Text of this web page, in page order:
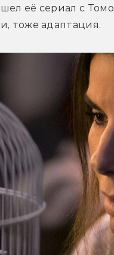
её сериал с
тоже адаптация.